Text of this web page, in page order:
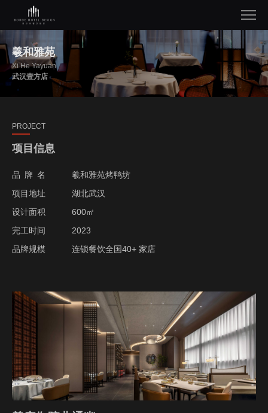
羲和雅苑
Xi He Yayuan
武汉壹方店
PROJECT
项目信息
品牌名
羲和雅苑烤鸭坊
项目地址
湖北武汉
设计面积
600㎡
完工时间
2023
品牌规模
连锁餐饮全国40+ 家店